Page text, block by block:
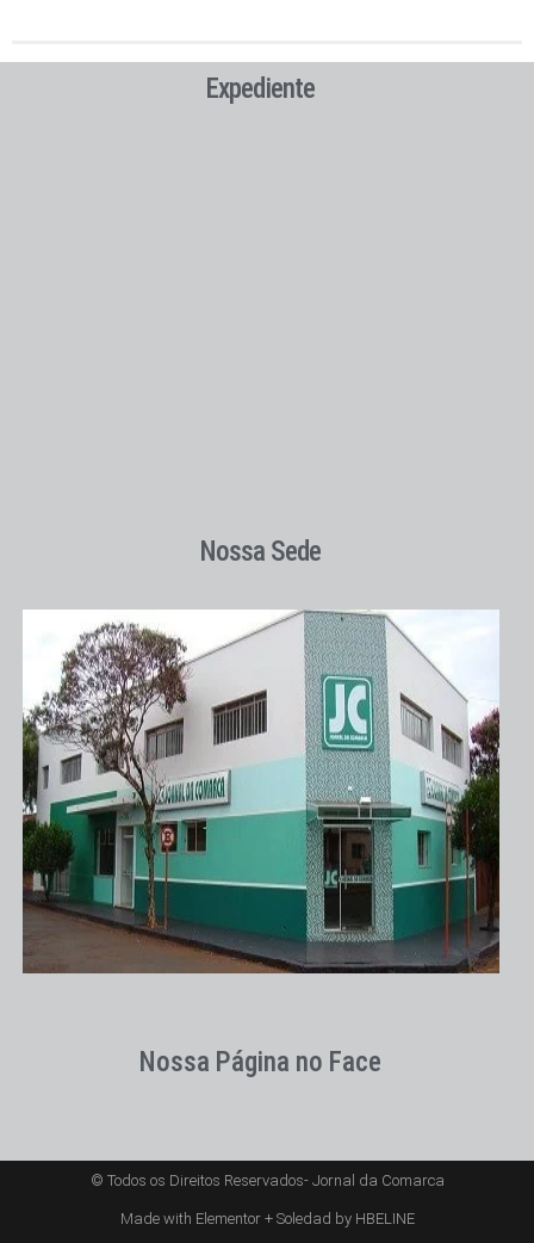
Expediente
Nossa Sede
Nossa Página no Face
© Todos os Direitos Reservados- Jornal da Comarca
Made with Elementor + Soledad by HBELINE